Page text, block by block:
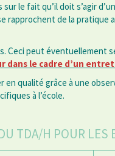
le fait qu’il doit s’agir d’un
rapprochent de la pratique
Ceci peut éventuellement
dans le cadre d’un
qualité grâce à une
à l’école.
TDA/H POUR LES